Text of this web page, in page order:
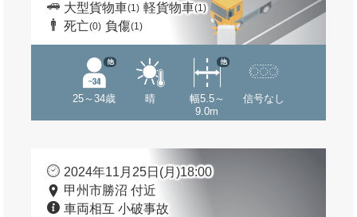
大型貨物車(1) 軽貨物車(1)
死亡(0) 負傷(1)
25～34歳
他
晴
幅5.5～
9.0m
他
信号なし
2024年11月25日(月)18:00
甲州市勝沼 付近
車両相互 小破事故